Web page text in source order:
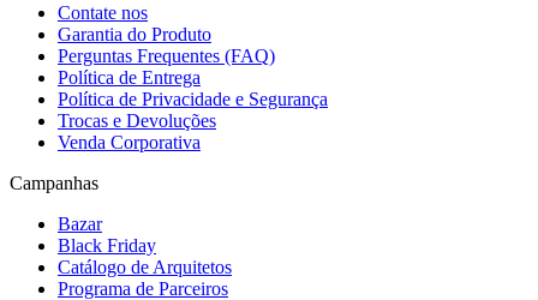
Contate nos
Garantia do Produto
Perguntas Frequentes (FAQ)
Política de Entrega
Política de Privacidade e Segurança
Trocas e Devoluções
Venda Corporativa
Campanhas
Bazar
Black Friday
Catálogo de Arquitetos
Programa de Parceiros